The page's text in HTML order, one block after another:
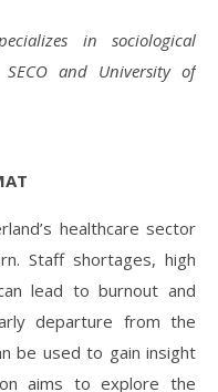
in sociological
and University of
healthcare sector
Staff shortages, high
lead to burnout and
departure from the
be used to gain insight
aims to explore the